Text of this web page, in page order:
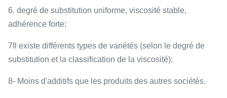
6. degré de substitution uniforme, viscosité stable,
adhérence forte;
7Il existe différents types de variétés (selon le degré de
substitution et la classification de la viscosité);
8- Moins d'additifs que les produits des autres sociétés.